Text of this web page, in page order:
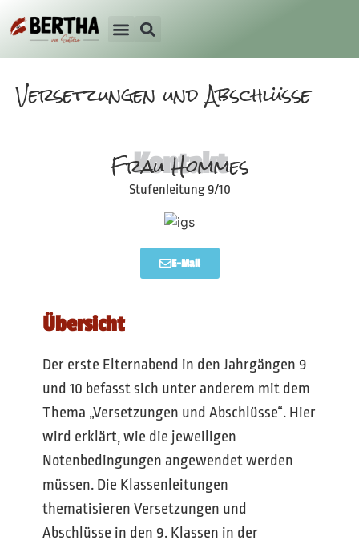
Versetzungen und Abschlüsse
Kontakt
Frau Hommes
Stufenleitung 9/10
E-Mail
Übersicht
Der erste Elternabend in den Jahrgängen 9
und 10 befasst sich unter anderem mit dem
Thema „Versetzungen und Abschlüsse“. Hier
wird erklärt, wie die jeweiligen
Notenbedingungen angewendet werden
müssen. Die Klassenleitungen
thematisieren Versetzungen und
Abschlüsse in den 9. Klassen in der